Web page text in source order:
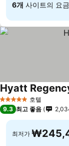
6개 사이트의 요
5 성급 호텔
Hyatt
9.3 최고 좋음
최저가